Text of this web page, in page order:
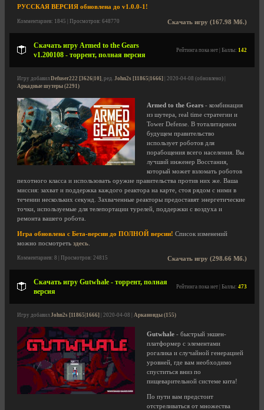
РУССКАЯ ВЕРСИЯ обновлена до v1.0.0-1!
Скачать игру (167.98 Мб.)
Комментариев: 1845 | Просмотров: 648770
Скачать игру Armed to the Gears
v1.200108 - торрент, полная версия
Рейтинга пока нет | Баллы: 142
Игру добавил Defuser222 [3626|10], ред. John2s [11865|1666] | 2020-04-08 (обновлено) |
Аркадные шутеры (2291)
Armed to the Gears - комбинация
из шутера, real time стратегии и
Tower Defense. В тоталитарном
будущем правительство
использует роботов для
порабощения всего населения. Вы
лучший инженер Восстания,
который может взломать роботов
пехотного класса и использовать оружие правительства против них же. Ваша
миссия: захват и поддержка каждого реактора на карте, стоя рядом с ними в
течении нескольких секунд. Захваченные реакторы предоставят энергетические
точки, используемые для телепортации турелей, поддержки с воздуха и
ремонта вашего робота.
Игра обновлена с Бета-версии до ПОЛНОЙ версии! Список изменений
можно посмотреть здесь
Скачать игру (298.66 Мб.)
Комментариев: 8 | Просмотров: 24815
Скачать игру Gutwhale - торрент, полная
версия
Рейтинга пока нет | Баллы: 473
Игру добавил John2s [11865|1666] | 2020-04-08 | Арканоиды (155)
Gutwhale - быстрый экшен-
платформер с элементами
рогалика и случайной генерацией
уровней, где вам необходимо
спуститься вниз по
пищеварительной системе кита!
По пути вам предстоит
отстреливаться от множества